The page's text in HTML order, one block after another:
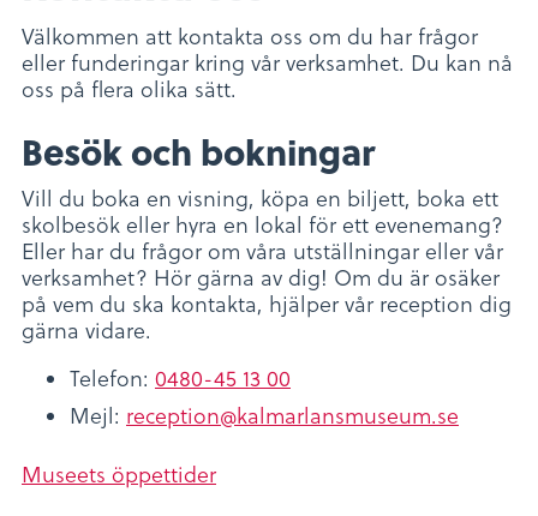
Välkommen att kontakta oss om du har frågor
eller funderingar kring vår verksamhet. Du kan nå
oss på flera olika sätt.
Besök och bokningar
Vill du boka en visning, köpa en biljett, boka ett
skolbesök eller hyra en lokal för ett evenemang?
Eller har du frågor om våra utställningar eller vår
verksamhet? Hör gärna av dig! Om du är osäker
på vem du ska kontakta, hjälper vår reception dig
gärna vidare.
Telefon: 0480-45 13 00
Mejl: reception@kalmarlansmuseum.se
Museets öppettider